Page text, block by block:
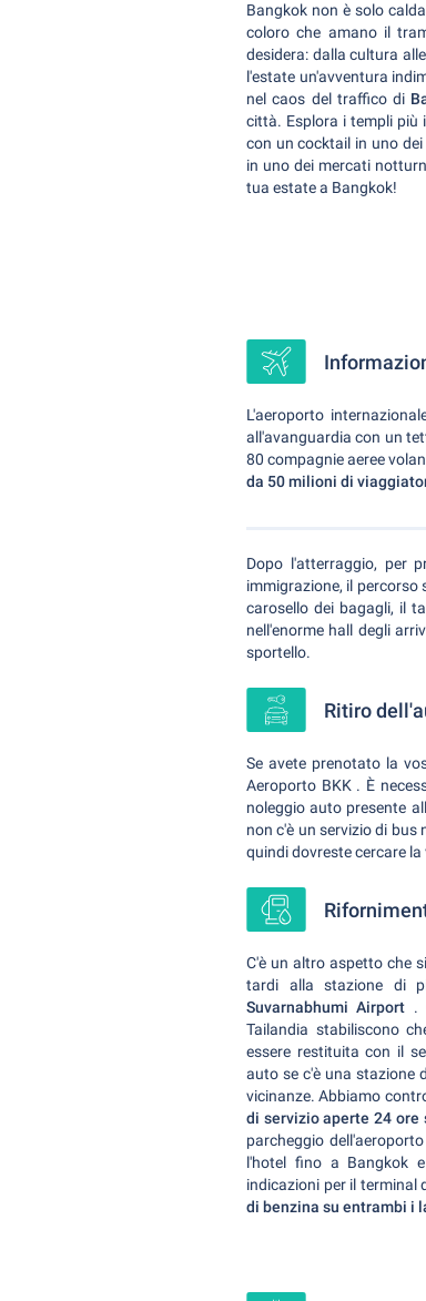
Bangkok non è solo
coloro che amano il
desidera: dalla cultura
l'estate un'avventura
nel caos del traffico di
città. Esplora i templi più
con un cocktail in uno
in uno dei mercati
tua estate a Bangkok!
L'aeroporto
all'avanguardia con un
80 compagnie aeree
da 50 milioni di
Dopo l'atterraggio, per
immigrazione, il
carosello dei bagagli, il
nell'enorme hall degli
sportello.
Ritiro
Se avete prenotato la
Aeroporto BKK . È
noleggio auto presente
non c'è un servizio di
quindi dovreste cercare
C'è un altro aspetto che
tardi alla stazione di
Suvarnabhumi Airport .
Tailandia stabiliscono
essere restituita con il
auto se c'è una stazione
vicinanze. Abbiamo
di servizio aperte 24 ore
parcheggio
l'hotel fino a Bangkok
indicazioni per il terminal
di benzina su entrambi i